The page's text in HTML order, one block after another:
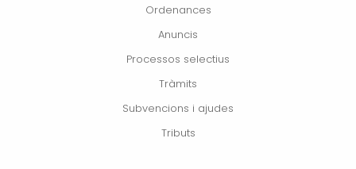
Ordenances
Anuncis
Processos selectius
Tràmits
Subvencions i ajudes
Tributs